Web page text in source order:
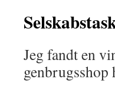
Jeg fandt en
genbrugsshop